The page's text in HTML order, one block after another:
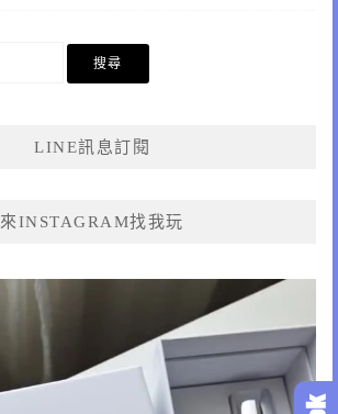
LINE訊息訂閱
來INSTAGRAM找我玩